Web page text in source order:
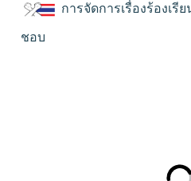
การจัดการเรื่องร้องเ
ชอบ